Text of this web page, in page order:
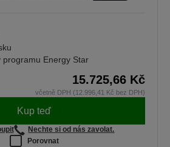
programu Energy Star
15.725,66 Kč
včetně DPH (12.996,41 Kč bez DPH)
Kup teď
Nechte si od nás zavolat.
Porovnat